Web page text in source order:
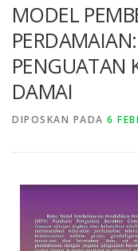
GALLERY TEAM
CONTACT
MODEL
PENGUATAN
DAMAI
DIPOSKAN PADA 6